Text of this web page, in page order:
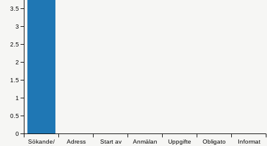
Sökande/
Adress
Start av
Anmälan
Uppgifte
Obligato
Informat
0
0.5
1
1.5
2
2.5
3
3.5